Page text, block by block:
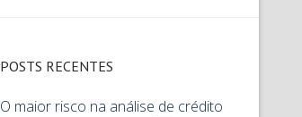
POSTS RECENTES
O maior risco na análise de crédito